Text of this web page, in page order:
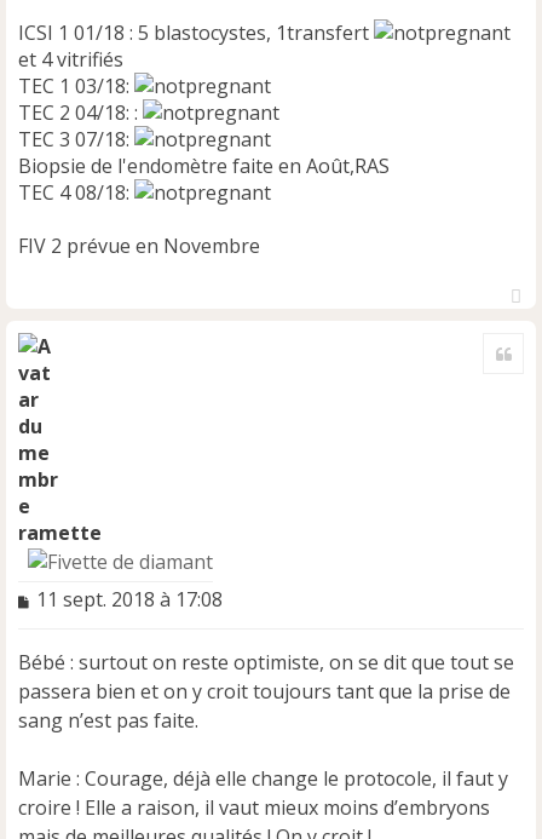
ICSI 1 01/18 : 5 blastocystes, 1transfert
et 4 vitrifiés
TEC 1 03/18:
TEC 2 04/18: :
TEC 3 07/18:
Biopsie de l'endomètre faite en Août,RAS
TEC 4 08/18:
FIV 2 prévue en Novembre
ramette
M
s
a
g
e
o
n
l
11 sept. 2018 à 17:08
Bébé : surtout on reste optimiste, on se dit que tout se
passera bien et on y croit toujours tant que la prise de
sang n’est pas faite.
Marie : Courage, déjà elle change le protocole, il faut y
croire ! Elle a raison, il vaut mieux moins d’embryons